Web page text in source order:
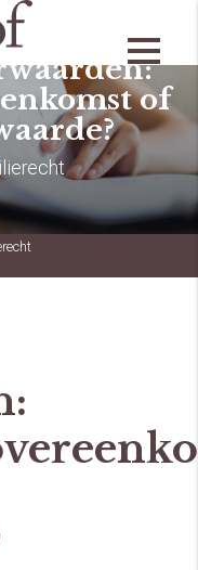
of